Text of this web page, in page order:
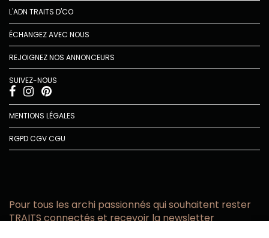
L'ADN TRAITS D'CO
ÉCHANGEZ AVEC NOUS
REJOIGNEZ NOS ANNONCEURS
SUIVEZ-NOUS
MENTIONS LÉGALES
RGPDCGVCGU
Pour tous les archi passionnés qui souhaitent rester
TRAITS connectés et recevoir la newsletter